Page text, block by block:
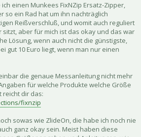
einen Munkees FixNZip Ersatz-Zipper,
so ein Rad hat um ihn nachträglich
Reißverschluß, und womit auch reguliert
aber für mich ist das okay und das war
Lösung, wenn auch nicht die günstigste,
gut 10 Euro liegt, wenn man nur einen
die genaue Messanleitung nicht mehr
für welche Produkte welche Größe
reicht dir das:
fixnzip
sowas wie ZlideOn, die habe ich noch nie
ganz okay sein. Meist haben diese